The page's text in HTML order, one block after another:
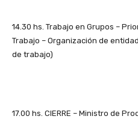
14.30 hs. Trabajo en Grupos –
Trabajo – Organización de
de trabajo)
17.00 hs. CIERRE – Ministro de